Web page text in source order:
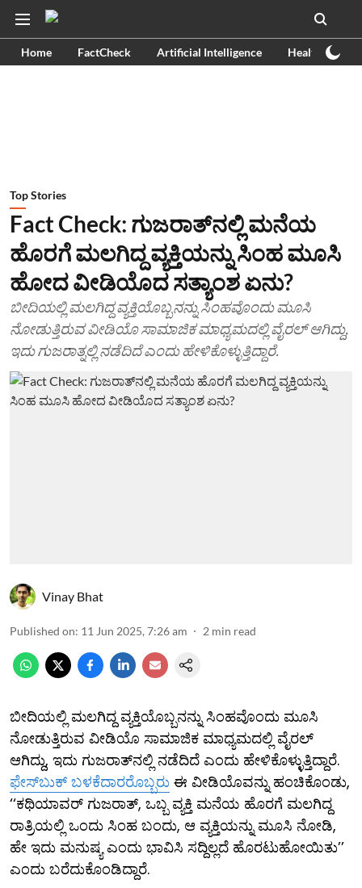
Home FactCheck Artificial Intelligence Health
Top Stories
Fact Check: ಗುಜರಾತ್​ನಲ್ಲಿ ಮನೆಯ
ಹೊರಗೆ ಮಲಗಿದ್ದ ವ್ಯಕ್ತಿಯನ್ನು ಸಿಂಹ ಮೂಸಿ
ಹೋದ ವೀಡಿಯೊದ ಸತ್ಯಾಂಶ ಏನು?
ಬೀದಿಯಲ್ಲಿ ಮಲಗಿದ್ದ ವ್ಯಕ್ತಿಯೊಬ್ಬನನ್ನು ಸಿಂಹವೊಂದು ಮೂಸಿ
ನೋಡುತ್ತಿರುವ ವೀಡಿಯೊ ಸಾಮಾಜಿಕ ಮಾಧ್ಯಮದಲ್ಲಿ ವೈರಲ್ ಆಗಿದ್ದು,
ಇದು ಗುಜರಾತ್ನಲ್ಲಿ ನಡೆದಿದೆ ಎಂದು ಹೇಳಿಕೊಳ್ಳುತ್ತಿದ್ದಾರೆ.
Vinay Bhat
Published on: 11 Jun 2025, 7:26 am 2 min read
ಬೀದಿಯಲ್ಲಿ ಮಲಗಿದ್ದ ವ್ಯಕ್ತಿಯೊಬ್ಬನನ್ನು ಸಿಂಹವೊಂದು ಮೂಸಿ
ನೋಡುತ್ತಿರುವ ವೀಡಿಯೊ ಸಾಮಾಜಿಕ ಮಾಧ್ಯಮದಲ್ಲಿ ವೈರಲ್
ಆಗಿದ್ದು, ಇದು ಗುಜರಾತ್​ನಲ್ಲಿ ನಡೆದಿದೆ ಎಂದು ಹೇಳಿಕೊಳ್ಳುತ್ತಿದ್ದಾರೆ.
ಫೇಸ್​ಬುಕ್ ಬಳಕೆದಾರರೊಬ್ಬರು ಈ ವೀಡಿಯೊವನ್ನು ಹಂಚಿಕೊಂಡು,
‘‘ಕಥಿಯಾವರ್ ಗುಜರಾತ್, ಒಬ್ಬ ವ್ಯಕ್ತಿ ಮನೆಯ ಹೊರಗೆ ಮಲಗಿದ್ದ
ರಾತ್ರಿಯಲ್ಲಿ ಒಂದು ಸಿಂಹ ಬಂದು, ಆ ವ್ಯಕ್ತಿಯನ್ನು ಮೂಸಿ ನೋಡಿ,
ಹೇ ಇದು ಮನುಷ್ಯ ಎಂದು ಭಾವಿಸಿ ಸದ್ದಿಲ್ಲದೆ ಹೊರಟುಹೋಯಿತು’’
ಎಂದು ಬರೆದುಕೊಂಡಿದ್ದಾರೆ.